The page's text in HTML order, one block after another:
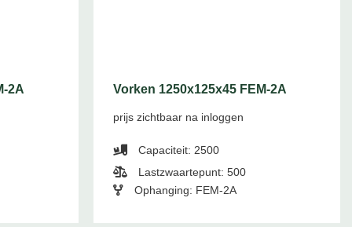
2A Vorken 1250x125x45 FEM-2A
prijs zichtbaar na inloggen
Capaciteit: 2500
Lastzwaartepunt: 500
Ophanging: FEM-2A